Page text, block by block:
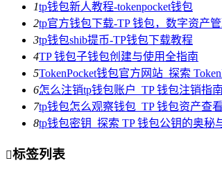
1tp钱包新人教程-tokenpocket钱包
2tp官方钱包下载-TP 钱包，数字资产
3tp钱包shib提币-TP钱包下载教程
4TP 钱包子钱包创建与使用全指南
5TokenPocket钱包官方网站_探索
6怎么注销tp钱包账户_TP 钱包注销指南
7tp钱包怎么观察钱包_TP 钱包资产查
8tp钱包密钥_探索 TP 钱包公钥的奥秘
标签列表